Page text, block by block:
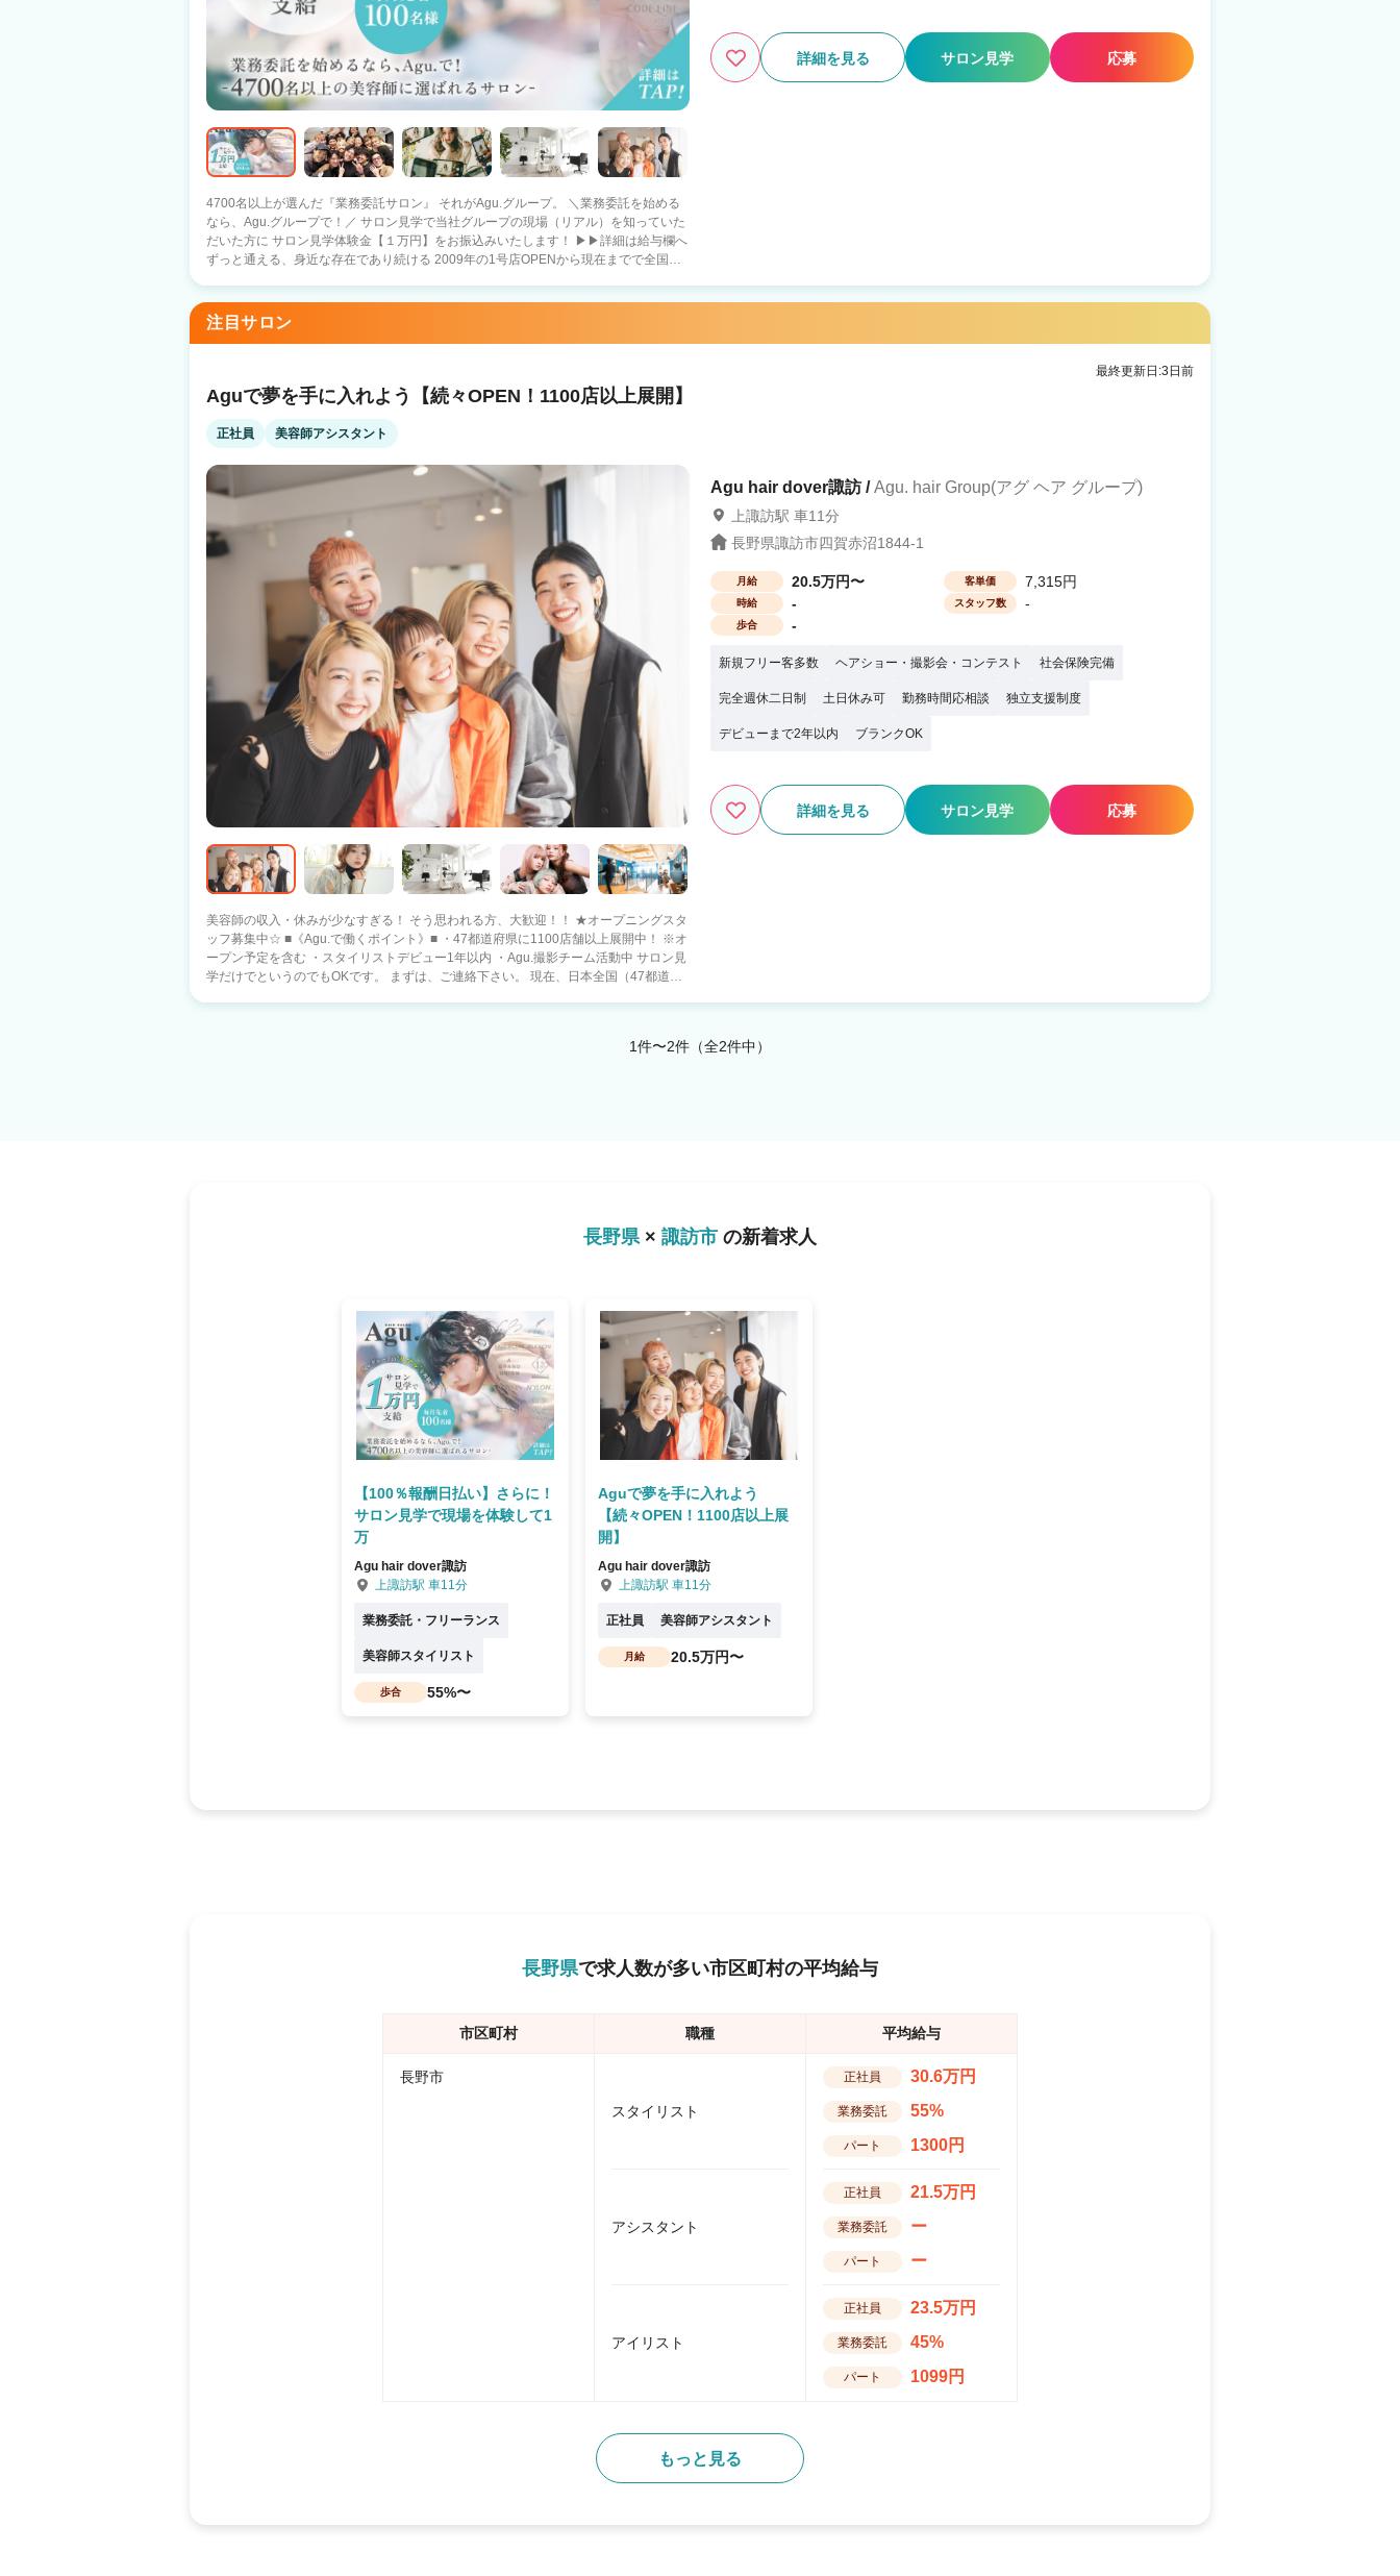
4700名以上が選んだ『業務委託サロン』 それがAgu.グループ。 ＼業務委託を始める
なら、Agu.グループで！／ サロン見学で当社グループの現場（リアル）を知っていた
だいた方に サロン見学体験金【１万円】をお振込みいたします！ ▶▶詳細は給与欄へ
ずっと通える、身近な存在であり続ける 2009年の1号店OPENから現在までで全国
もの予定に合わせて早上がり 仕事と家庭のバランスを重視 －休日重視・趣味に没頭－
好きな日に休んで、好きな時間に帰宅 10連休を取るスタッフも －二刀流－ フットサ
客は会社の本部が一括対応しているため、顧客0でも問題なく入客できます スタッフ
集客満足度94.4%！ Q.業務委託制度がよく分かっていないです… A.確定申告サポート
もあり、簡単・安全の独自システムを導入 何か困った時には税理士サポートもありま
す Q.病気やトラブルなど何かあった時の収入面って…? A.スタイリストケア制度をご
用意 （出産・育児・病気での休業にともなう保障や、結婚の応援金を支給）※一定条
件あり ☝だから安心！ 当社は2021年11月19日よりグロース市場へ上場 安心・安全の
上場企業サロン ※現時点で美容室経営企業での上場企業は『6社』のみ 報酬はすべて
日払いで【税込の売上】に対してお支払いなど まずは、サロン見学で当社グループの
『リアル』をぜひ知ってください！ あなたの“第一歩”を当社グループは応援していま
す。
詳細を見る サロン見学 応募
注目サロン
最終更新日:3日前
Aguで夢を手に入れよう【続々OPEN！1100店以上展開】
正社員 美容師アシスタント
美容師の収入・休みが少なすぎる！ そう思われる方、大歓迎！！ ★オープニングスタ
ッフ募集中☆ ■《Agu.で働くポイント》■ ・47都道府県に1100店舗以上展開中！ ※オ
ープン予定を含む ・スタイリストデビュー1年以内 ・Agu.撮影チーム活動中 サロン見
学だけでというのでもOKです。 まずは、ご連絡下さい。 現在、日本全国（47都道府
間だけ働きたい♪ ・17時までは美容師、17時から主婦・主夫♪ ●ゆったり派 ・美容師を
Agu hair dover諏訪 /Agu. hair Group(アグ ヘア グループ)
上諏訪駅 車11分
長野県諏訪市四賀赤沼1844-1
月給 20.5万円〜 客単価 7,315円
時給 - スタッフ数 -
歩合 -
新規フリー客多数 ヘアショー・撮影会・コンテスト 社会保険完備
完全週休二日制 土日休み可 勤務時間応相談 独立支援制度
デビューまで2年以内 ブランクOK
詳細を見る サロン見学 応募
1件〜2件（全2件中）
長野県× 諏訪市 の新着求人
【100％報酬日払い】さらに！
サロン見学で現場を体験して1
万
Agu hair dover諏訪
上諏訪駅 車11分
業務委託・フリーランス
美容師スタイリスト
歩合 55%〜
Aguで夢を手に入れよう
【続々OPEN！1100店以上展
開】
Agu hair dover諏訪
上諏訪駅 車11分
正社員 美容師アシスタント
月給 20.5万円〜
長野県で求人数が多い市区町村の平均給与
市区町村 職種 平均給与
長野市
スタイリスト
正社員 30.6万円
業務委託 55%
パート 1300円
アシスタント
正社員 21.5万円
業務委託 ー
パート ー
アイリスト
正社員 23.5万円
業務委託 45%
パート 1099円
もっと見る